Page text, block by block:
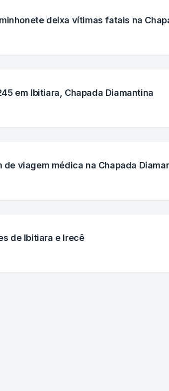
deixa vítimas fatais na
em Ibitiara, Chapada Diamantina
viagem médica na Chapada
de Ibitiara e Irecê